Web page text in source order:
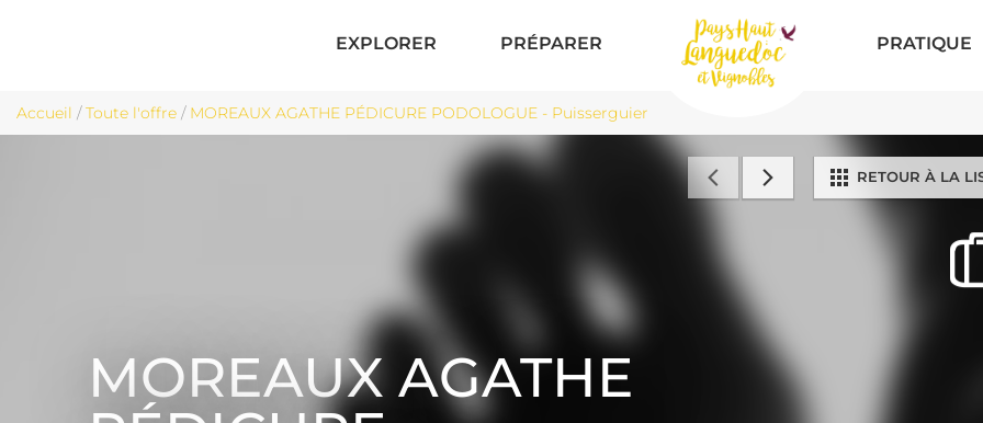
EXPLORER PRÉPARER PRATIQUE
Accueil /Toute l'offre / MOREAUX AGATHE PÉDICURE PODOLOGUE - Puisserguier
RETOUR À LA
MOREAUX AGATHE